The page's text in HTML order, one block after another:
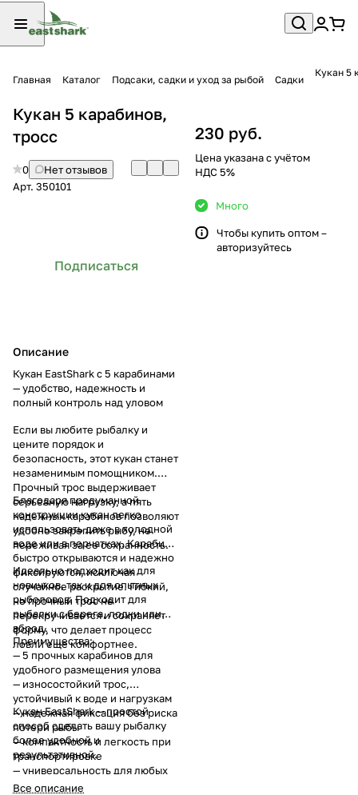
Главная Каталог Подсаки, садки и уход за рыбой Садки
Кукан 5
Кукан 5 карабинов,
тросс
0
Нет отзывов
Арт. 350101
Подписаться
Описание
Кукан EastShark с 5 карабинами
— удобство, надежность и
полный контроль над уловом
Если вы любите рыбалку и
цените порядок и
безопасность, этот кукан станет
незаменимым помощником.
Прочный трос выдерживает
серьезную нагрузку, а пять
надежных карабинов позволяют
удобно закрепить рыбу, не
переживая за ее сохранность.
Благодаря продуманной
конструкции кукан легко
использовать даже в холодной
воде или в перчатках. Карабины
быстро открываются и надежно
фиксируются, исключая
случайное раскрытие. Гибкий,
но прочный трос не
перекручивается и сохраняет
форму, что делает процесс
ловли еще комфортнее.
Идеально подходит как для
новичков, так и для опытных
рыболовов. Подходит для
рыбалки с берега, лодки или
вброд.
Преимущества:
— 5 прочных карабинов для
удобного размещения улова
— износостойкий трос,
устойчивый к воде и нагрузкам
— надежная фиксация без риска
потери рыбы
— компактность и легкость при
транспортировке
— универсальность для любых
условий рыбалки
Кукан EastShark — простой
способ сделать вашу рыбалку
более удобной и
результативной.
Все описание
230 руб.
Цена указана с учётом
НДС 5%
Много
Чтобы купить оптом –
авторизуйтесь